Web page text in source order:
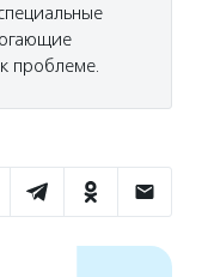
проблеме.